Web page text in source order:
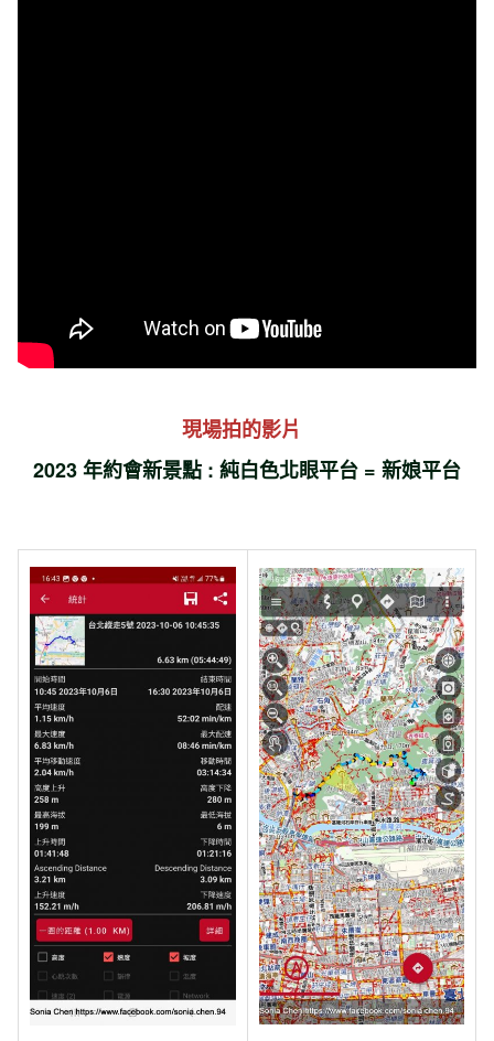
現場拍的影片
2023 年約會新景點 : 純白色北眼平台 = 新娘平台